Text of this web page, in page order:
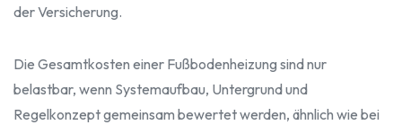
der Versicherung.
Die Gesamtkosten einer Fußbodenheizung sind nur
belastbar, wenn Systemaufbau, Untergrund und
Regelkonzept gemeinsam bewertet werden, ähnlich wie bei